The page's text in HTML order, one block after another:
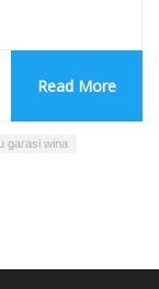
Read More
garasi wina